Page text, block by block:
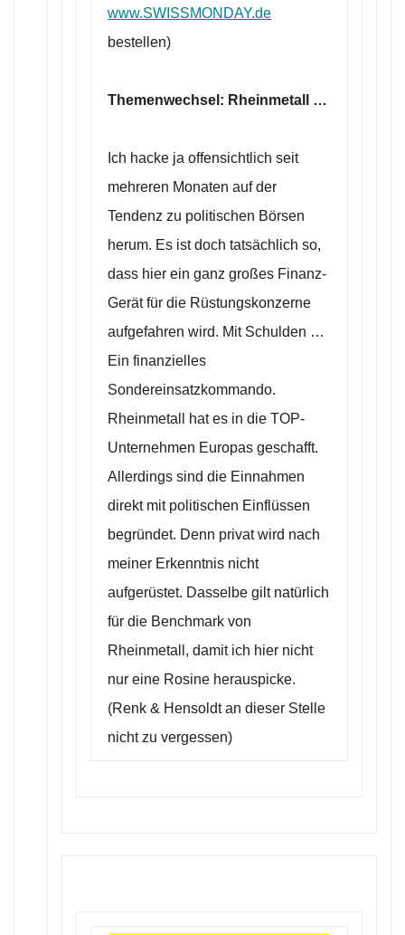
www.SWISSMONDAY.de
bestellen)
Themenwechsel: Rheinmetall …
Ich hacke ja offensichtlich seit
mehreren Monaten auf der
Tendenz zu politischen Börsen
herum. Es ist doch tatsächlich so,
dass hier ein ganz großes Finanz-
Gerät für die Rüstungskonzerne
aufgefahren wird. Mit Schulden …
Ein finanzielles
Sondereinsatzkommando.
Rheinmetall hat es in die TOP-
Unternehmen Europas geschafft.
Allerdings sind die Einnahmen
direkt mit politischen Einflüssen
begründet. Denn privat wird nach
meiner Erkenntnis nicht
aufgerüstet. Dasselbe gilt natürlich
für die Benchmark von
Rheinmetall, damit ich hier nicht
nur eine Rosine herauspicke.
(Renk & Hensoldt an dieser Stelle
nicht zu vergessen)